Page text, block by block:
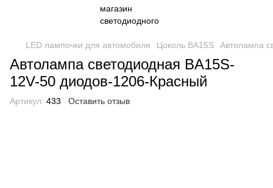
LED лампочки для автомобиля Цоколь BA15S Автолампа
Автолампа светодиодная BA15S-
12V-50 диодов-1206-Красный
Артикул: 433 Оставить отзыв